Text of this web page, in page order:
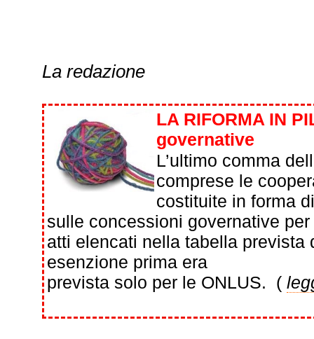
La redazione
LA RIFORMA IN
governative
L’ultimo comma
comprese le
costituite in forma
sulle concessioni governative
atti elencati nella tabella prevista
esenzione prima era
prevista solo per le ONLUS. (